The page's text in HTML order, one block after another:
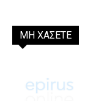
ΜΗ ΧΑΣΕΤΕ